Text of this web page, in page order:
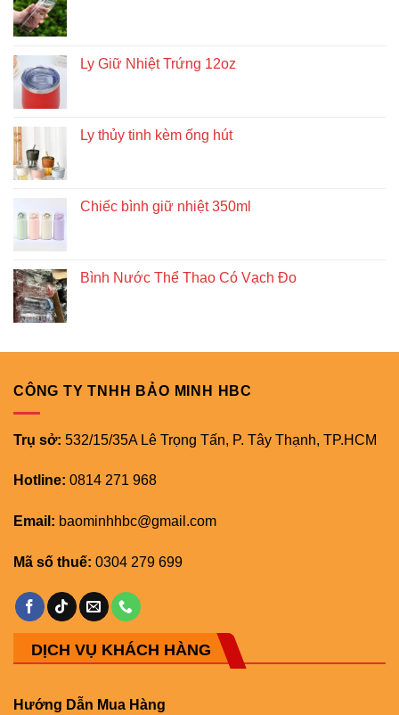
Ly Giữ Nhiệt Trứng 12oz
Ly thủy tinh kèm ống hút
Chiếc bình giữ nhiệt 350ml
Bình Nước Thể Thao Có Vạch Đo
CÔNG TY TNHH BẢO MINH HBC
Trụ sở: 532/15/35A Lê Trọng Tấn, P. Tây Thạnh, TP.HCM
Hotline: 0814 271 968
Email: baominhhbc@gmail.com
Mã số thuế: 0304 279 699
DỊCH VỤ KHÁCH HÀNG
Hướng Dẫn Mua Hàng